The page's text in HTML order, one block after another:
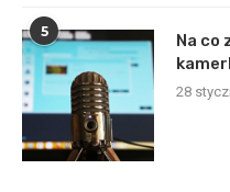
5
Na co
28